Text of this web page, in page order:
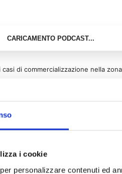
i cookie
personalizzare contenuti ed
casi di commercializzazione nella
sociale di
con sede legale in 74, rue de
prestazione di servizi in alcuni
di coperture assicurative r.c.
utenti e di chi rilascia tali
riportanti la denominazione